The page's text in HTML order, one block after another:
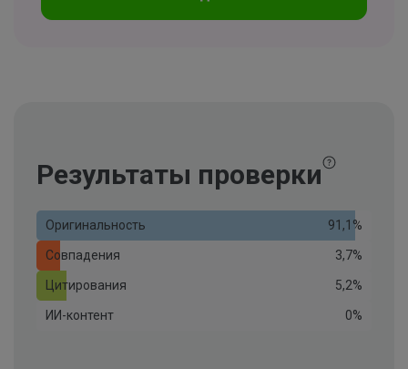
Результаты проверки
Оригинальность 91,1%
Совпадения 3,7%
Цитирования 5,2%
ИИ-контент 0%